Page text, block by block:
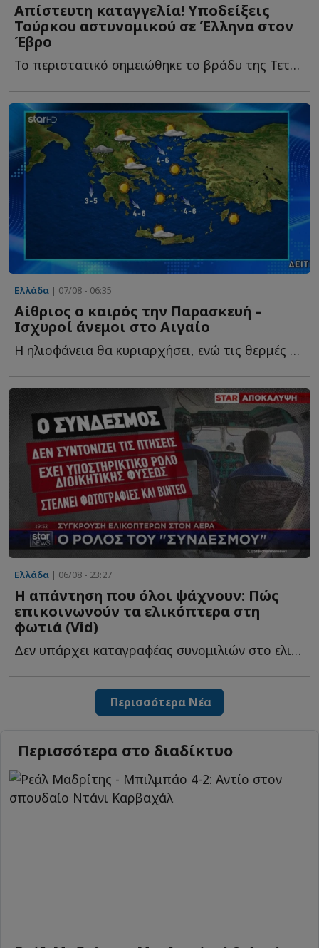
Απίστευτη καταγγελία! Υποδείξεις
Τούρκου αστυνομικού σε Έλληνα στον
Έβρο
Το περιστατικό σημειώθηκε το βράδυ της Τετάρτης στην ο...
Ελλάδα | 07/08 - 06:35
Αίθριος ο καιρός την Παρασκευή –
Ισχυροί άνεμοι στο Αιγαίο
Η ηλιοφάνεια θα κυριαρχήσει, ενώ τις θερμές ώρες της η...
Ελλάδα | 06/08 - 23:27
Η απάντηση που όλοι ψάχνουν: Πώς
επικοινωνούν τα ελικόπτερα στη
φωτιά (Vid)
Δεν υπάρχει καταγραφέας συνομιλιών στο ελικόπτερο, α...
Περισσότερα Νέα
Περισσότερα στο διαδίκτυο